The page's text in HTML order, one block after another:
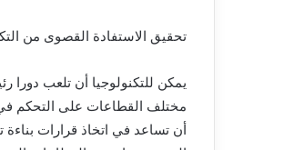
تحقيق الاستفادة القصوى من
يمكن للتكنولوجيا أن تلعب دورا
مختلف القطاعات على التحكم في
أن تساعد في اتخاذ قرارات